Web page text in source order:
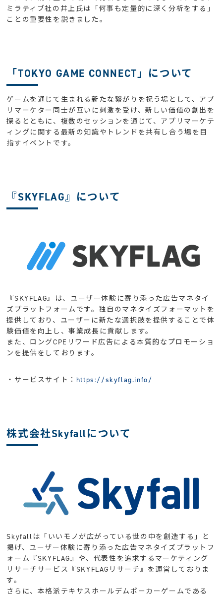
ミラティブ社の井上氏は「何事も定量的に深く分析をする」
ことの重要性を説きました。
「TOKYO GAME CONNECT」について
ゲームを通じて生まれる新たな繋がりを祝う場として、アプ
リマーケター同士が互いに刺激を受け、新しい価値の創出を
探るとともに、複数のセッションを通じて、アプリマーケテ
ィングに関する最新の知識やトレンドを共有し合う場を目
指すイベントです。
『SKYFLAG』について
『SKYFLAG』は、ユーザー体験に寄り添った広告マネタイ
ズプラットフォームです。独自のマネタイズフォーマットを
提供しており、ユーザーに新たな選択肢を提供することで体
験価値を向上し、事業成長に貢献します。
また、ロングCPEリワード広告による本質的なプロモーショ
ンを提供をしております。
・サービスサイト： https://skyflag.info/
株式会社Skyfallについて
Skyfallは「いいモノが広がっている世の中を創造する」と
掲げ、ユーザー体験に寄り添った広告マネタイズプラットフ
ォーム『SKYFLAG』や、代表性を追求するマーケティング
リサーチサービス『SKYFLAGリサーチ』を運営しておりま
す。
さらに、本格派テキサスホールデムポーカーゲームである